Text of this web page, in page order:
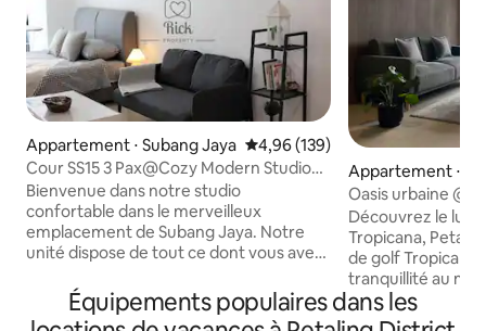
Appartement ⋅ Subang Jaya Évaluation moyenne sur la
4,96 (139)
Cour SS15 3 Pax@Cozy Modern Studio
avec Netflix
Bienvenue dans notre studio
confortable dans le merveilleux
emplacement de Subang Jaya. Notre
unité dispose de tout ce dont vous avez
compris une télévision LED 50" avec
Netflix/YouTube/TV box avec les
Appartement ⋅
Oasis urbaine @
Découvrez le
Tropicana,
de golf
tranquillité au
Confort élégant,
gamme, accès
Équipements populaires dans les